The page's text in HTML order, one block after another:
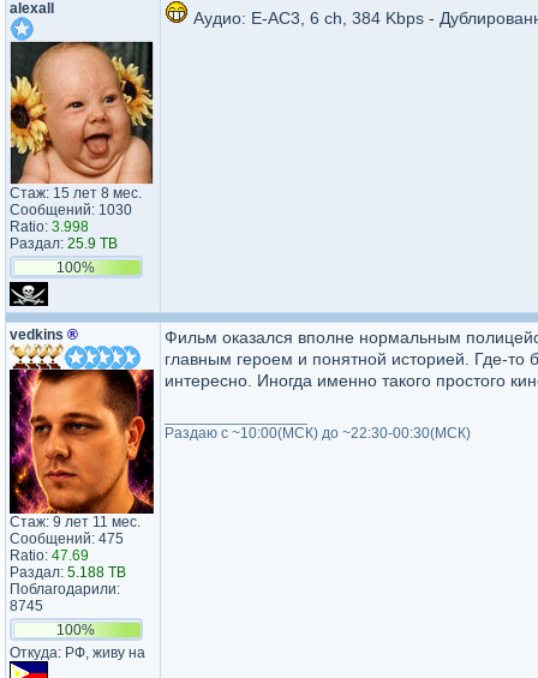
alexall
Стаж: 15 лет 8 мес.
Сообщений: 1030
Ratio: 3.998
Раздал: 25.9 TB
100%
Аудио: E-AC3, 6 ch, 384 Kbps -
vedkins ®
Стаж: 9 лет 11 мес.
Сообщений: 475
Ratio: 47.69
Раздал: 5.188 TB
Поблагодарили:
8745
100%
Откуда: РФ, живу на
Фильм оказался вполне нормальным
главным героем и понятной историей. Где-то
интересно. Иногда именно такого простого
Раздаю с ~10:00(МСК) до ~22:30-00:30(МСК)